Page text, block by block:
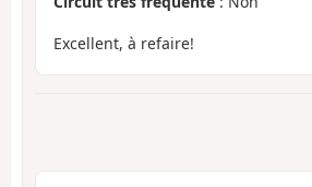
Excellent, à refaire!